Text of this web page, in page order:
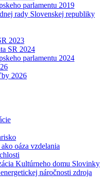
parlamentu 2019
rady Slovenskej republiky
2023
SR 2024
parlamentu 2024
2026
oáza vzdelania
Kultúrneho domu Slovinky
náročnosti zdroja